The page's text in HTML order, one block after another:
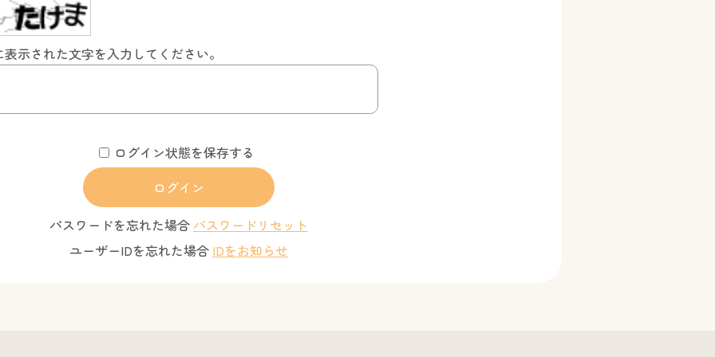
表示された文字を入力してください。
ログイン状態を保存する
パスワードを忘れた場合 パスワードリセット
ユーザーIDを忘れた場合 IDをお知らせ